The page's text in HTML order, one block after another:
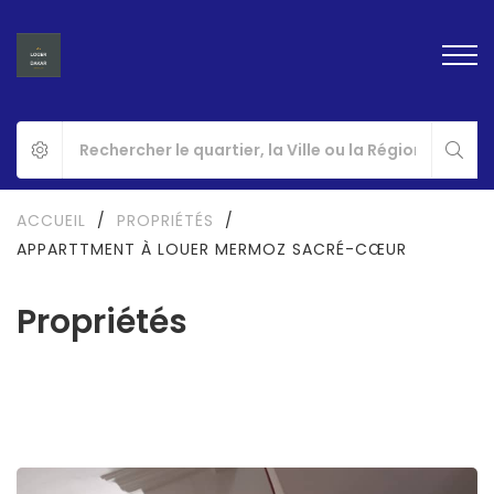
Propriétés
ACCUEIL / PROPRIÉTÉS
/
APPARTTMENT À LOUER MERMOZ SACRÉ-CŒUR